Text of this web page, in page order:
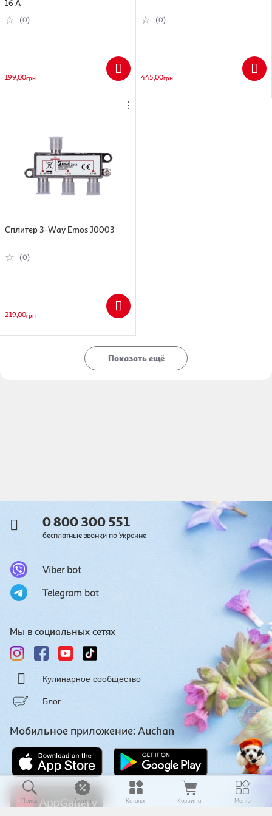
Гарантия: 24 месяца
EAN: 4823114015786
16 A
(0)
199,00грн
(0)
445,00грн
⋮
Сплитер 3-Way Emos J0003
(0)
219,00грн
Показать ещё
0 800 300 551
бесплатные звонки по Украине
Viber bot
Telegram bot
Мы в социальных сетях
Кулинарное сообщество
Блог
Мобильное приложение: Auchan
Поиск Акции Каталог Корзина Меню